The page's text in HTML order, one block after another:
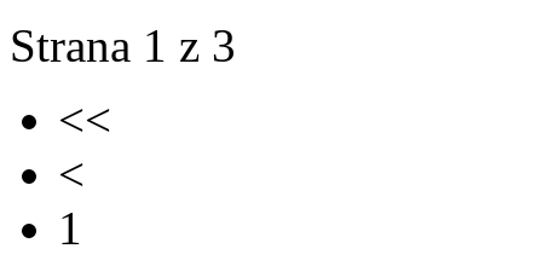
Strana 1 z 3
<<
<
1